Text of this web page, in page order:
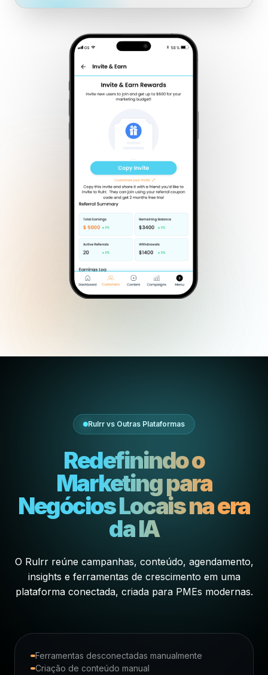
Campanha de Leads
Segmentação de Público por PDV
Medição de Retenção por PDV
Rulrr vs Outras Plataformas
Redefinindo o
Marketing para
Negócios Locaisna era
da IA
O Rulrr reúne campanhas, conteúdo, agendamento,
insights e ferramentas de crescimento em uma
plataforma conectada, criada para PMEs modernas.
Ferramentas desconectadas manualmente
Criação de conteúdo manual